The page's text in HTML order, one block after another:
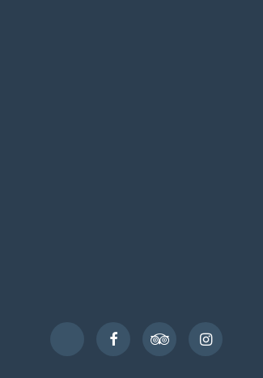
TikTok
FacebookTripAdvisorInstagram